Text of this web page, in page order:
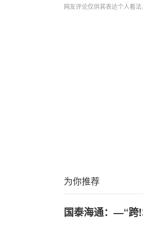
网友评论仅供其表达个人看
为你推荐
国泰海通：—“跨